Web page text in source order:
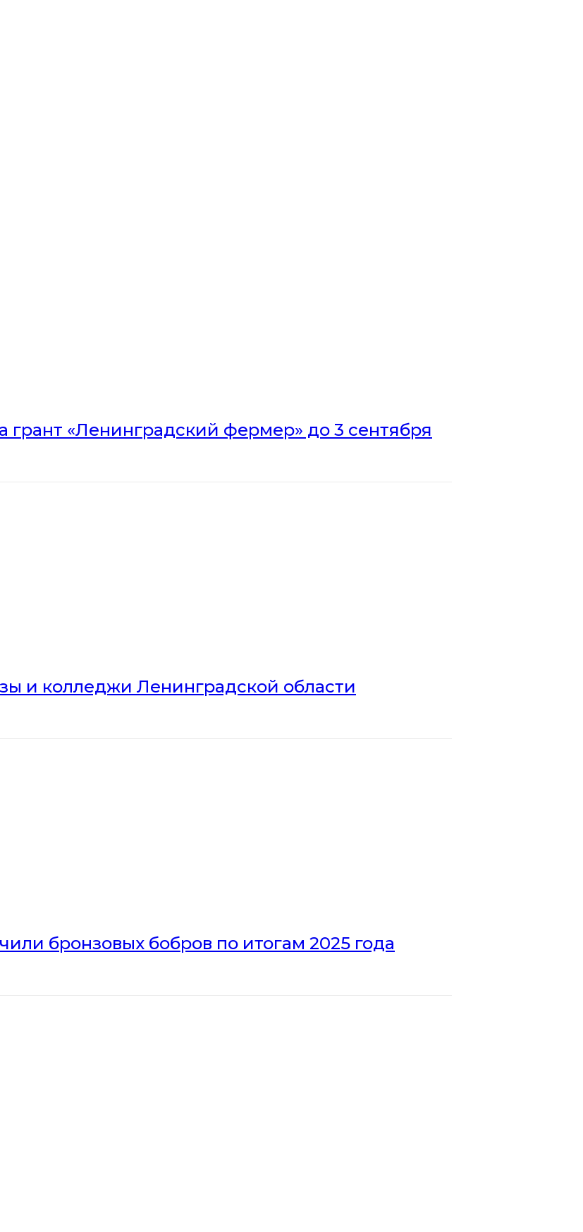
«Ленинградский фермер» до 3 сентября
и колледжи Ленинградской области
бронзовых бобров по итогам 2025 года